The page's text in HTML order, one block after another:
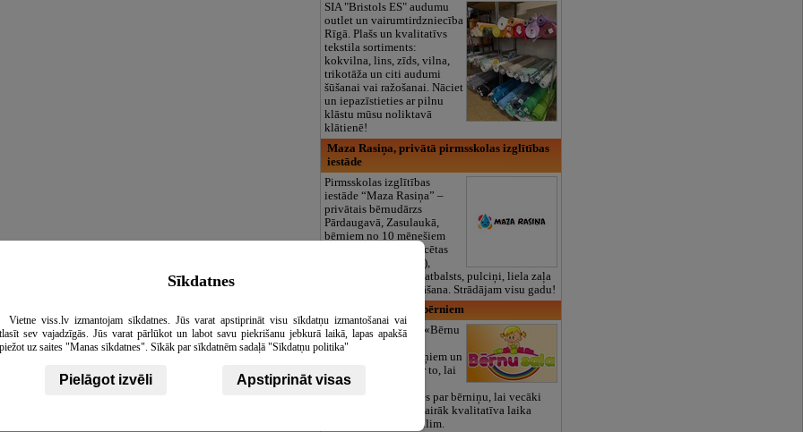
SIA "Bristols ES" audumu
outlet un vairumtirdzniecība
Rīgā. Plašs un kvalitatīvs
tekstila sortiments:
kokvilna, lins, zīds, vilna,
trikotāža un citi audumi
šūšanai vai ražošanai. Nāciet
un iepazīstieties ar pilnu
klāstu mūsu noliktavā
klātienē!
Maza Rasiņa, privātā pirmsskolas izglītības
iestāde
Pirmsskolas izglītības
iestāde “Maza Rasiņa” –
privātais bērnudārzs
Pārdaugavā, Zasulaukā,
bērniem no 10 mēnešiem
līdz 6 gadiem. Licencētas
programmas (LV/RU),
logopēds, speciālais atbalsts, pulciņi, liela zaļa
teritorija un 3x ēdināšana. Strādājam visu gadu!
Bērnu sala, preces bērniem
Bērnu preču veikals «Bērnu
sala» ir veikals, kurš
piedāvā preces zīdaiņiem un
bērniem, un gādā par to, lai
atvieglotu vecākiem
ikdienas soli un rūpes par bērniņu, lai vecāki
varētu veltīt daudz vairāk kvalitatīva laika
savam mazajam mīlulim.
Sīkdatnes
Vietne viss.lv izmantojam sīkdatnes. Jūs varat apstiprināt visu sīkdatņu izmantošanai vai
sev vajadzīgās. Jūs varat pārlūkot un labot savu piekrišanu jebkurā laikā, lapas apakšā
uz saites "Manas sīkdatnes". Sīkāk par sīkdatnēm sadaļā "Sīkdatņu politika"
Pielāgot izvēli Apstiprināt visas